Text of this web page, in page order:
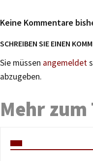
Keine Kommentare
SCHREIBEN SIE EINEN
Sie müssen angemeldet
abzugeben.
Mehr zum